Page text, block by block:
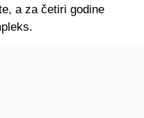
a za četiri godine